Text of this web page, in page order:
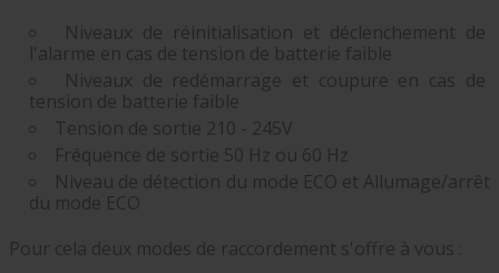
Niveaux de réinitialisation et déclenchement de
l'alarme en cas de tension de batterie faible
Niveaux de redémarrage et coupure en cas de
tension de batterie faible
Tension de sortie 210 - 245V
Fréquence de sortie 50 Hz ou 60 Hz
Niveau de détection du mode ECO et Allumage/arrêt
du mode ECO
Pour cela deux modes de raccordement s'offre à vous :